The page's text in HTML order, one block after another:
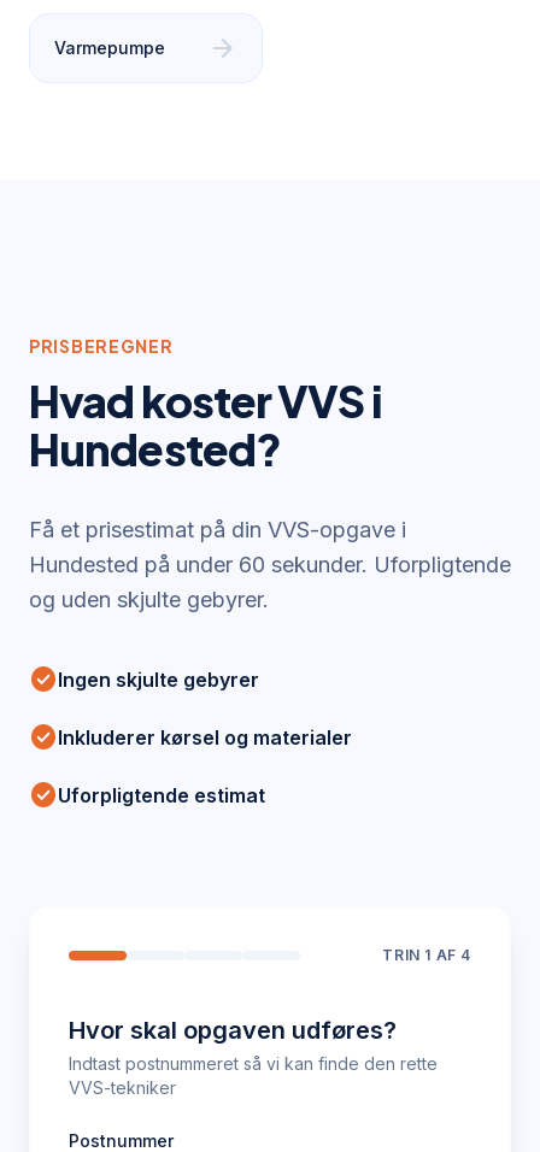
Varmepumpe arrow_forward
PRISBEREGNER
Hvad koster VVS i
Hundested?
Få et prisestimat på din VVS-opgave i
Hundested på under 60 sekunder. Uforpligtende
og uden skjulte gebyrer.
check_circleIngen skjulte gebyrer
check_circleInkluderer kørsel og materialer
check_circleUforpligtende estimat
TRIN 1 AF 4
Hvor skal opgaven udføres?
Indtast postnummeret så vi kan finde den rette
VVS-tekniker
Postnummer